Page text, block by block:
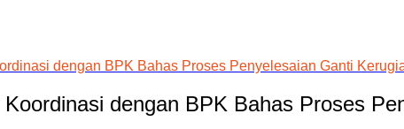
dengan BPK Bahas Proses Penyelesaian Ganti
dengan BPK Bahas Proses